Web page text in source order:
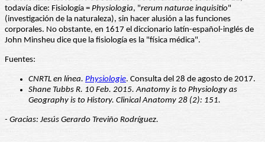
todavía dice: Fisiología = Physiologia, "rerum naturae inquisitio"
(investigación de la naturaleza), sin hacer alusión a las funciones
corporales. No obstante, en 1617 el diccionario latín-español-inglés de
John Minsheu dice que la fisiología es la "física médica".
Fuentes:
CNRTL en línea. Physiologie. Consulta del 28 de agosto de 2017.
Shane Tubbs R. 10 Feb. 2015. Anatomy is to Physiology as
Geography is to History. Clinical Anatomy 28 (2): 151.
- Gracias: Jesús Gerardo Treviño Rodríguez.